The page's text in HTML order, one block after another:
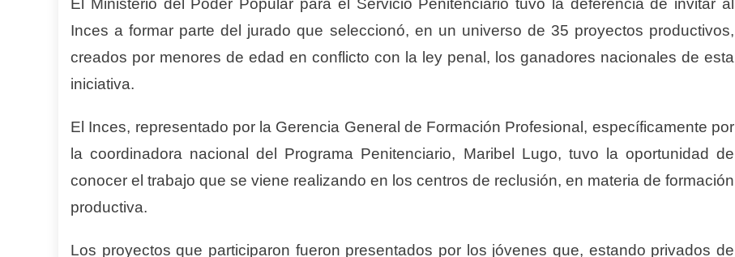
El Ministerio del Poder Popular para el Servicio Penitenciario tuvo la deferencia de invitar al
Inces a formar parte del jurado que seleccionó, en un universo de 35 proyectos productivos,
creados por menores de edad en conflicto con la ley penal, los ganadores nacionales de esta
iniciativa.
El Inces, representado por la Gerencia General de Formación Profesional, específicamente por
la coordinadora nacional del Programa Penitenciario, Maribel Lugo, tuvo la oportunidad de
conocer el trabajo que se viene realizando en los centros de reclusión, en materia de formación
productiva.
Los proyectos que participaron fueron presentados por los jóvenes que, estando privados de